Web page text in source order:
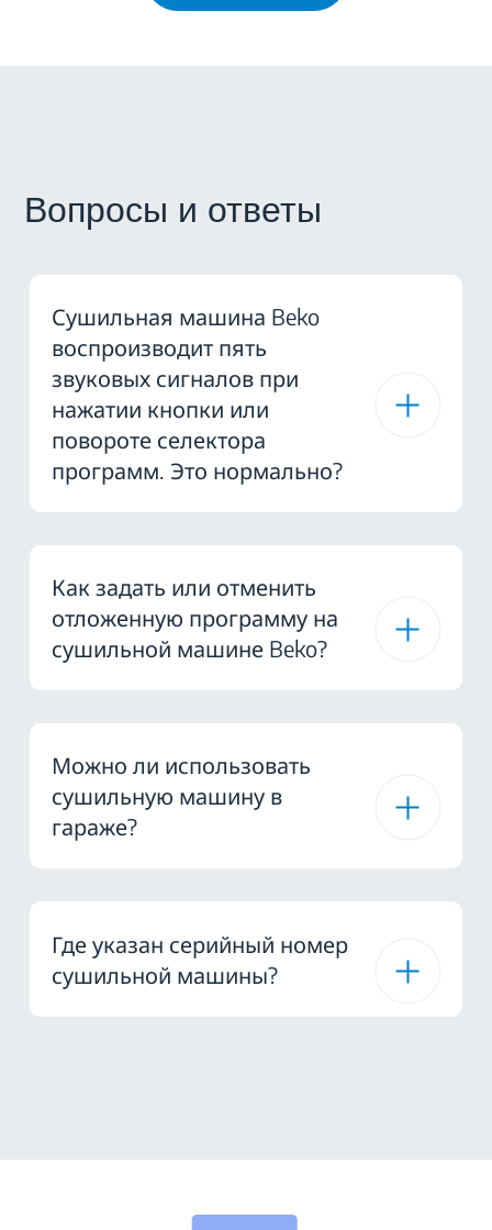
Вопросы и ответы
Сушильная машина Beko
воспроизводит пять
звуковых сигналов при
нажатии кнопки или
повороте селектора
программ. Это нормально?
Как задать или отменить
отложенную программу на
сушильной машине Beko?
Можно ли использовать
сушильную машину в
гараже?
Где указан серийный номер
сушильной машины?